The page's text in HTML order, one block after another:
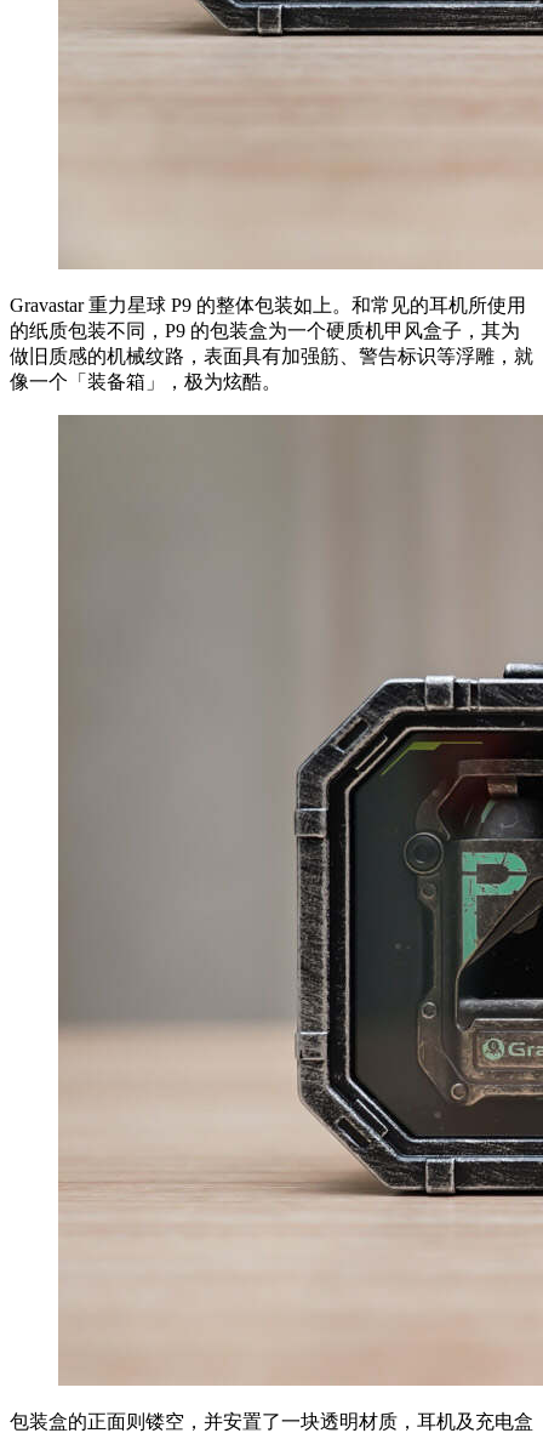
Gravastar 重力星球 P9 的整体包装如上。和常见的耳机所使用
的纸质包装不同，P9 的包装盒为一个硬质机甲风盒子，其为
做旧质感的机械纹路，表面具有加强筋、警告标识等浮雕，就
像一个「装备箱」，极为炫酷。
包装盒的正面则镂空，并安置了一块透明材质，耳机及充电盒